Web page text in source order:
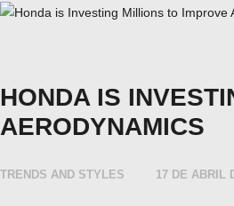
HONDA IS
AERODYNAMICS
TRENDS AND STYLES 17 DE ABRIL